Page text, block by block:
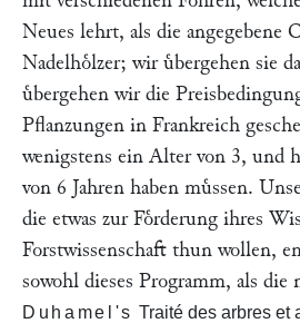
Neues lehrt, als die angegebene
Nadelhoͤlzer; wir uͤbergehen sie
uͤbergehen wir die
Pflanzungen in Frankreich
wenigstens ein Alter von 3, und
von 6 Jahren haben muͤssen.
die etwas zur Foͤrderung ihres
Forstwissenschaft thun wollen,
sowohl dieses Programm, als die
Duhamel's Traité des arbres et